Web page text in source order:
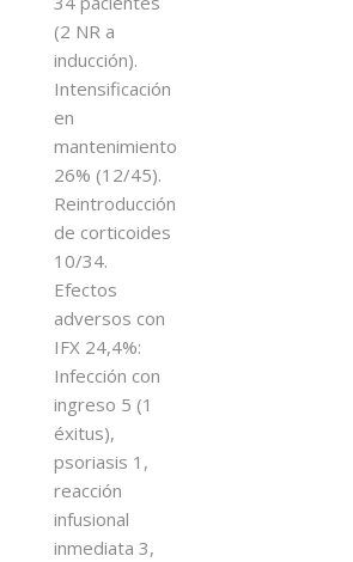
(2 NR a
inducción).
Intensificación
en
mantenimiento
26% (12/45).
Reintroducción
de corticoides
10/34.
Efectos
adversos con
IFX 24,4%:
Infección con
ingreso 5 (1
éxitus),
psoriasis 1,
reacción
infusional
inmediata 3,